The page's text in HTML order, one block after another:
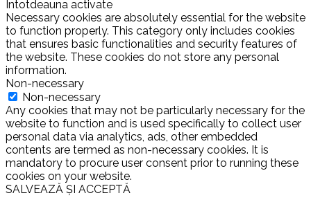
Întotdeauna activate
Necessary cookies are absolutely essential for the website
to function properly. This category only includes cookies
that ensures basic functionalities and security features of
the website. These cookies do not store any personal
information.
Non-necessary
Non-necessary
Any cookies that may not be particularly necessary for the
website to function and is used specifically to collect user
personal data via analytics, ads, other embedded
contents are termed as non-necessary cookies. It is
mandatory to procure user consent prior to running these
cookies on your website.
SALVEAZĂ ȘI ACCEPTĂ